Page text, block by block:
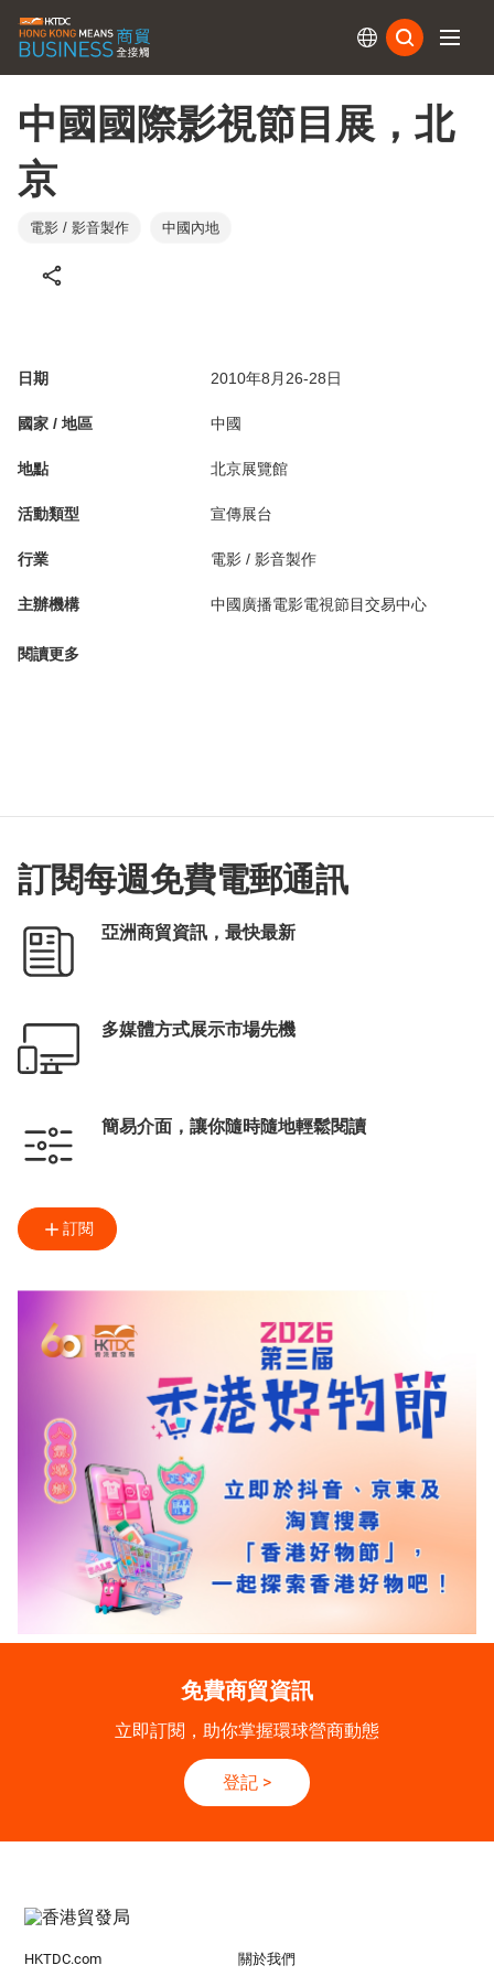
中國國際影視節目展，北
京
電影 / 影音製作 中國內地
日期 2010年8月26-28日
國家 / 地區 中國
地點 北京展覽館
活動類型 宣傳展台
行業 電影 / 影音製作
主辦機構 中國廣播電影電視節目交易中心
閱讀更多
訂閱每週免費電郵通訊
亞洲商貿資訊，最快最新
多媒體方式展示市場先機
簡易介面，讓你隨時隨地輕鬆閱讀
訂閱
免費商貿資訊
立即訂閱，助你掌握環球營商動態
登記 >
HKTDC.com 關於我們